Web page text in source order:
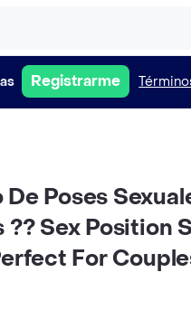
Registrarme
De Poses
?? Sex Position
For